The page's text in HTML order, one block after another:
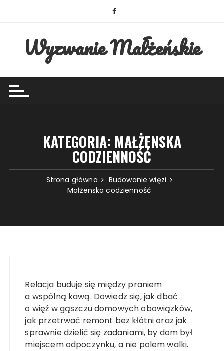
Wyzwanie Małżeńskie
KATEGORIA: MAŁŻENSKA
CODZIENNOŚĆ
Strona główna
Budowanie więzi
Małżenska codzienność
Relacja buduje się między praniem
a wspólną kawą. Dowiedz się, jak dbać
o więź w gąszczu domowych obowiązków,
jak przetrwać remont bez kłótni oraz jak
sprawnie dzielić się zadaniami, by dom był
miejscem odpoczynku, a nie polem walki.